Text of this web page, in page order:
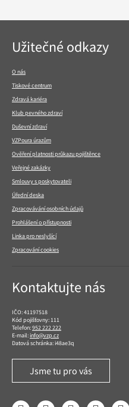
Navigace
v
Užitečné odkazy
O nás
Tiskové centrum
Zdravá kariéra
Klub pevného zdraví
Duševní zdraví
VZPoura úrazům
Ověření platnosti průkazu pojištěnce
Veřejné zakázky
Smlouvy s poskytovateli
Úřední deska
Zpracovávání osobních údajů
Prohlášení o přístupnosti
Linka pro neslyšící
Zpracování cookies
Kontaktujte nás
IČO: 41197518
Kód pojišťovny: 111
Telefon:952 222 222
E-mail:info@vzp.cz
Datová schránka: i48ae3q
Jsme tu pro vás
FacebookLinkedIn YouTube Instagram